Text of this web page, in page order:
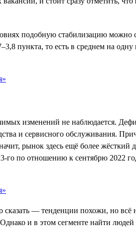
подобную стабилизацию можно
пункта, то есть в среднем на
изменений не наблюдается.
и сервисного обслуживания.
рынок здесь ещё более жёсткий
го по отношению к сентябрю 2022
сказать — тенденции похожи, но всё
и в этом сегменте найти людей